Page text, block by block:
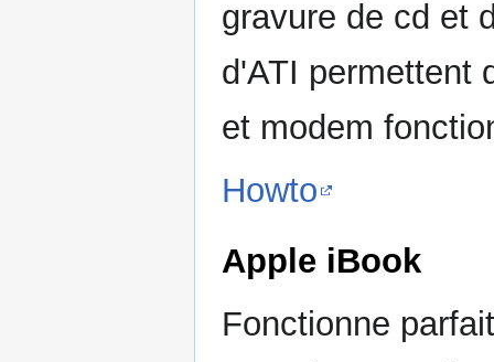
gravure de cd et
d'ATI permettent
et modem
Howto
Apple iBook
Fonctionne